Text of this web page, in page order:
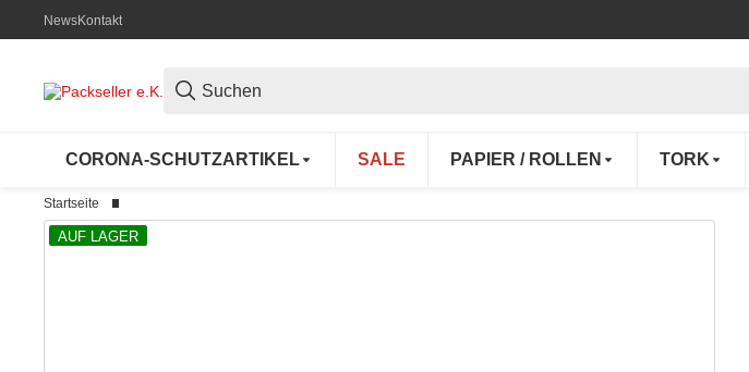
NewsKontakt
CORONA-SCHUTZARTIKEL SALE PAPIER / ROLLEN TORK
Startseite
AUF LAGER